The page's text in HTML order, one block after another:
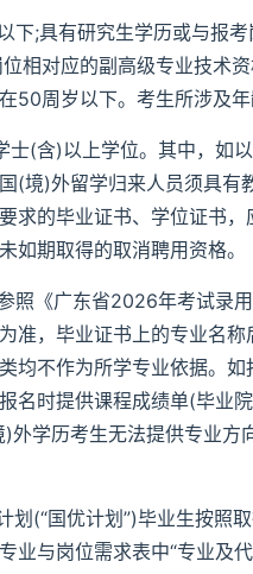
下;具有研究生学历或与报
相对应的副高级专业技术
50周岁以下。考生所涉及年
士(含)以上学位。其中，如
(境)外留学归来人员须具
求的毕业证书、学位证书
如期取得的取消聘用资格。
照《广东省2026年考试录
准，毕业证书上的专业名
均不作为所学专业依据。
名时提供课程成绩单(毕业
外学历考生无法提供专业
划(“国优计划”)毕业生按照
业与岗位需求表中“专业及